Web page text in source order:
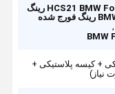
HCS21 BMW Forged Wheels، HCS21 BC رینگ
,
BMW
+ کیسه پلاستیکی +
نیاز)